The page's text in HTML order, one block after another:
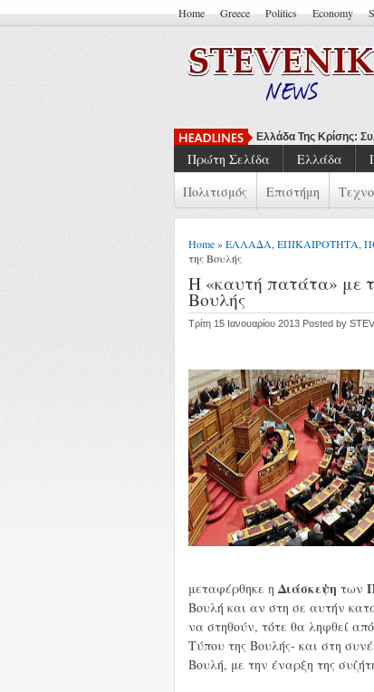
Home Greece Politics Economy
Να Μπορείς Να
Πρώτη Σελίδα Ελλάδα
Πολιτισμός
Επιστήμη
Home»ΕΛΛΑΔΑ ΕΠΙΚΑΙΡΟΤΗΤΑ
της Βουλής
Η «καυτή πατάτα» με
Βουλής
Τρίτη 15 Ιανουαρίου 2013 Posted by
μεταφέρθηκε ηΔιάσκεψη των
Βουλή και αν στη σε αυτήν
να στηθούν, τότε θα ληφθεί
Τύπου της Βουλής- και στη
Βουλή, με την έναρξη της